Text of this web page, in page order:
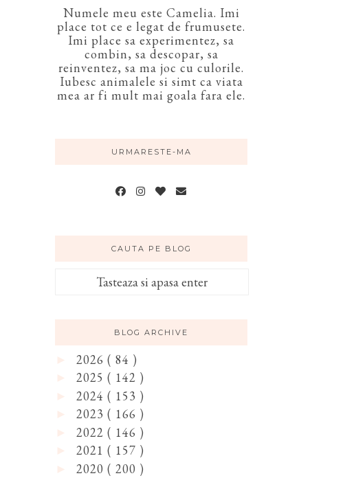
Numele meu este Camelia. Imi
place tot ce e legat de frumusete.
Imi place sa experimentez, sa
combin, sa descopar, sa
reinventez, sa ma joc cu culorile.
Iubesc animalele si simt ca viata
mea ar fi mult mai goala fara ele.
URMARESTE-MA
CAUTA PE BLOG
BLOG ARCHIVE
2026 ( 84 )
2025 ( 142 )
2024 ( 153 )
2023 ( 166 )
2022 ( 146 )
2021 ( 157 )
2020 ( 200 )